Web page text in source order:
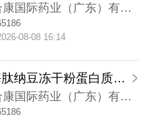
中安合康国际药业（广东）有限公司
08-08 16:14
FDP激酶肽纳豆冻干粉蛋白质运动营养品
中安合康国际药业（广东）有限公司